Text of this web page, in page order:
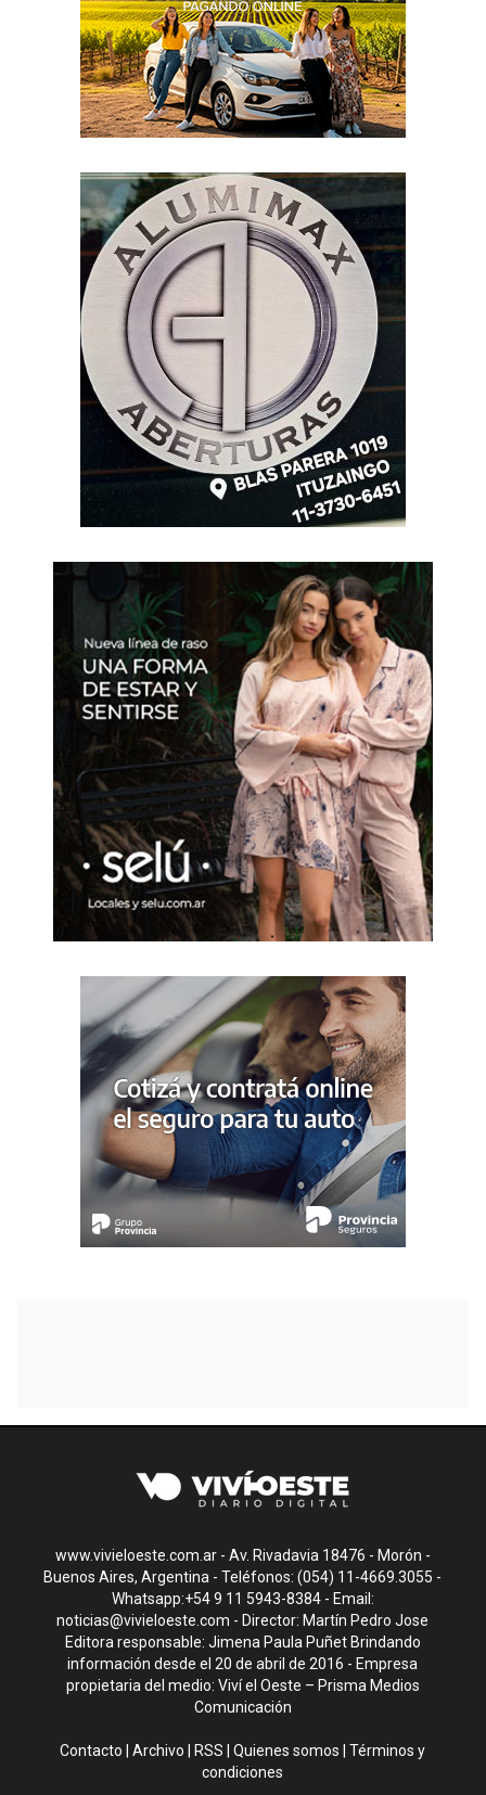
www.vivieloeste.com.ar - Av. Rivadavia 18476 - Morón -
Buenos Aires, Argentina - Teléfonos: (054) 11-4669.3055 -
Whatsapp:+54 9 11 5943-8384 - Email:
noticias@vivieloeste.com - Director: Martín Pedro Jose
Editora responsable: Jimena Paula Puñet Brindando
información desde el 20 de abril de 2016 - Empresa
propietaria del medio: Viví el Oeste – Prisma Medios
Comunicación
Contacto |Archivo RSS |Quienes somos |Términos y
condiciones